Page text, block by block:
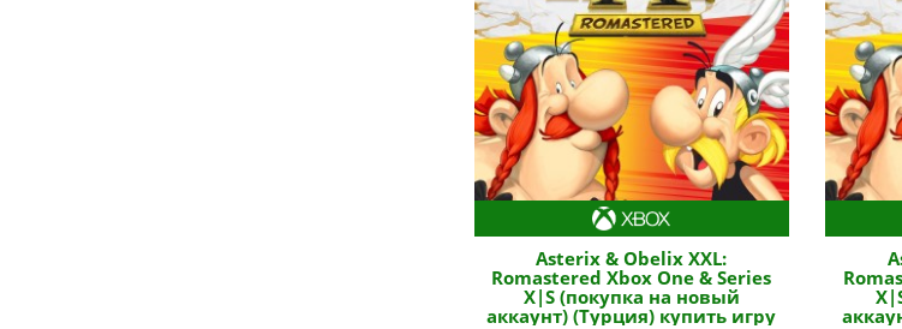
Asterix & Obelix XXL:
Romastered Xbox One & Series
X|S (покупка на новый
аккаунт) (Турция) купить игру